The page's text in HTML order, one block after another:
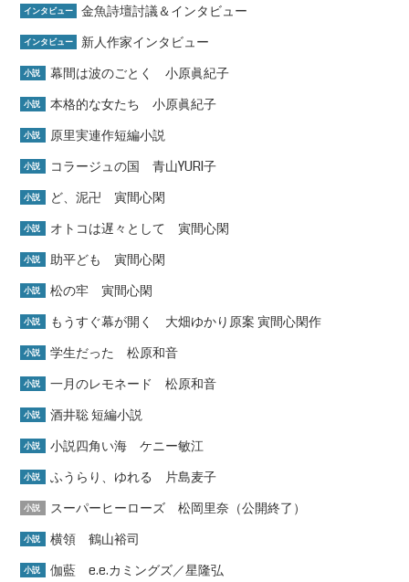
インタビュー 金魚詩壇討議＆インタビュー
インタビュー 新人作家インタビュー
小説 幕間は波のごとく 小原眞紀子
小説 本格的な女たち 小原眞紀子
小説 原里実連作短編小説
小説 コラージュの国 青山YURI子
小説 ど、泥卍 寅間心閑
小説 オトコは遅々として 寅間心閑
小説 助平ども 寅間心閑
小説 松の牢 寅間心閑
小説 もうすぐ幕が開く 大畑ゆかり原案 寅間心閑作
小説 学生だった 松原和音
小説 一月のレモネード 松原和音
小説 酒井聡 短編小説
小説 小説四角い海 ケニー敏江
小説 ふうらり、ゆれる 片島麦子
小説 スーパーヒーローズ 松岡里奈（公開終了）
小説 横領 鶴山裕司
小説 伽藍 e.e.カミングズ／星隆弘